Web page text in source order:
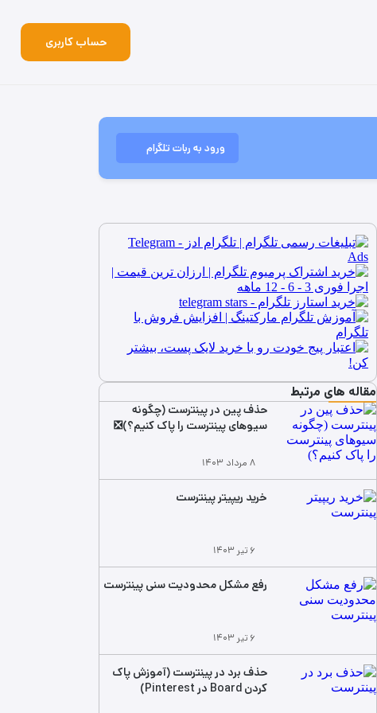
حساب کاربری
ورود به ربات تلگرام
مقاله های مرتبط
حذف پین در پینترست (چگونه
سیوهای پینترست را پاک کنیم؟)❎
۸ مرداد ۱۴۰۳
خرید ریپیتر پینترست
۶ تیر ۱۴۰۳
رفع مشکل محدودیت سنی پینترست
۶ تیر ۱۴۰۳
حذف برد در پینترست (آموزش پاک
کردن Board در Pinterest)